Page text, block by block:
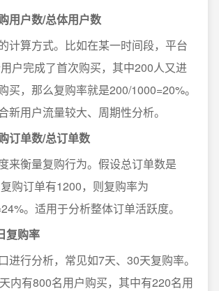
用户数/总体用户数
计算方式。比如在某一时间段，平台
户完成了首次购买，其中200人又进
买，那么复购率就是200/1000=20%。
新用户流量较大、周期性分析。
订单数/总订单数
来衡量复购行为。假设总订单数是
购订单有1200，则复购率为
。适用于分析整体订单活跃度。
复购率
进行分析，常见如7天、30天复购率。
内有800名用户购买，其中有220名用